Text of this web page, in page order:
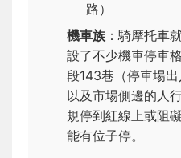
路）
機車族 ：騎摩托車
設了不少機車停車
段143巷（停車場出
以及市場側邊的人
規停到紅線上或阻
能有位子停。